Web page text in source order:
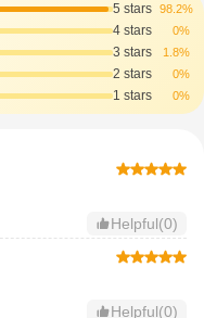
5 stars 98.2%
4 stars 0%
3 stars 1.8%
2 stars 0%
1 stars 0%
Helpful(0)
Helpful(0)